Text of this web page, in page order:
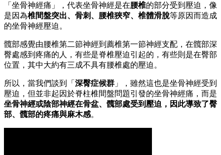
「坐骨神經痛」，代表坐骨神經是在腰椎的部分受到壓迫，像
是因為椎間盤突出、骨刺、腰椎狹窄、椎體滑脫等原因而造成
的坐骨神經壓迫。
髖部感覺由腰椎第二節神經到薦椎第一節神經支配，在髖部深
臀處感到疼痛的人，有些是脊椎壓迫引起的，有些則是在臀部
位置，其中大約有三成不具有腰椎處的壓迫。
所以，當我們談到「 深臀症候群 」，雖然這也是坐骨神經受到
壓迫，但並非起因於脊柱椎間盤問題引發的坐骨神經痛，而是
坐骨神經或陰部神經在骨盆、髖部處受到壓迫，因此導致了臀
部、髖部的疼痛與麻木感。